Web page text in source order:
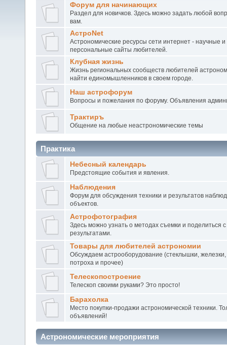
Форум для начинающих
Раздел для новичков. Здесь можно задать любой
вам.
АстроNet
Астрономические ресурсы сети интернет - научные
персональные сайты любителей.
Клубная жизнь
Жизнь региональных сообществ любителей
найти единомышленников в своем городе.
Наш астрофорум
Вопросы и пожелания по форуму. Объявления
Трактиръ
Общение на любые неастрономические темы
Практика
Небесный календарь
Предстоящие события и явления.
Наблюдения
Форум для обсуждения техники и результатов
объектов.
Астрофотография
Здесь можно узнать о методах съемки и поделиться
результатами.
Товары для любителей астрономии
Обсуждаем астрооборудование (стеклышки,
потроха и прочее)
Телескопостроение
Телескоп своими руками? Это просто!
Барахолка
Место покупки-продажи астрономической техники.
объявлений!
Астрономические мероприятия